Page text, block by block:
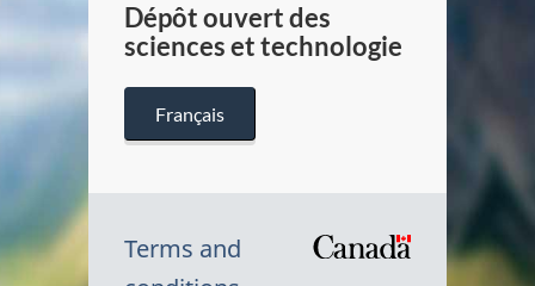
Dépôt ouvert des
sciences et technologie
Français
Terms and